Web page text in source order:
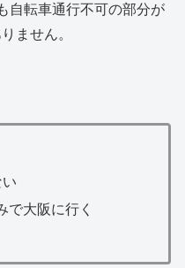
自転車通行不可の部分が
ません。
で大阪に行く